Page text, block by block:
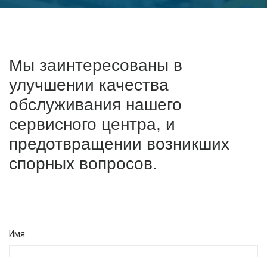
Мы заинтересованы в
улучшении качества
обслуживания нашего
сервисного центра, и
предотвращении возникших
спорных вопросов.
Имя